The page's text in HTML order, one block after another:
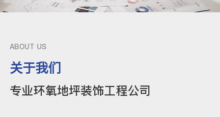
ABOUT US
关于我们
专业环氧地坪装饰工程公司